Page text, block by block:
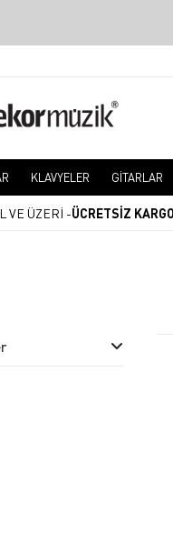
KLAVYELER GİTARLAR
VE ÜZERİ -ÜCRETSİZ KARGO